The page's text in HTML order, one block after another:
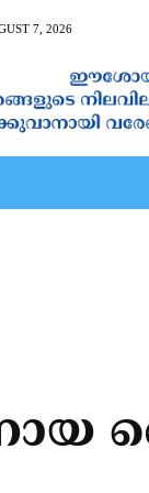
7, 2026